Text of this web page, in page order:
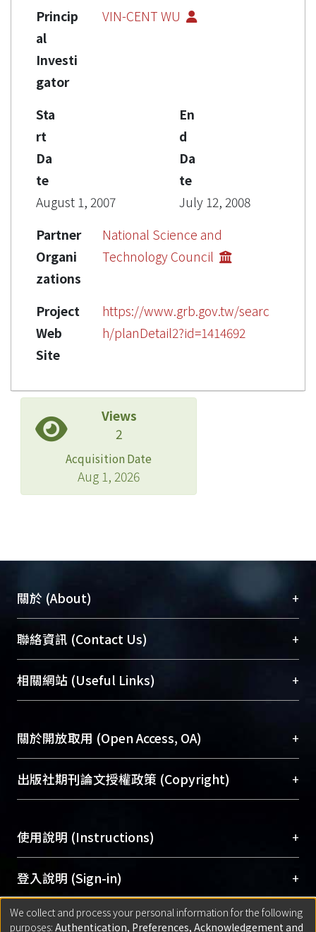
Princip
al
Investi
gator
VIN-CENT WU
Sta
rt
Da
te
August 1, 2007
En
d
Da
te
July 12, 2008
Partner
Organi
zations
National Science and
Technology Council
Project
Web
Site
https://www.grb.gov.tw/searc
h/planDetail2?id=1414692
Views
2
Acquisition Date
Aug 1, 2026
關於 (About) +
臺大位居世界頂尖大學之列，為永久珍藏及向國際
展現本校豐碩的研究成果及學術能量，圖書館整合
機構典藏（NTUR）與學術庫（AH）不同功能平
台，成為臺大學術典藏NTU scholars。期能整合研
成果。
To permanently archive and promote researcher
profiles and scholarly works, Library integrates the
services of “NTU Repository” with “Academic
聯絡資訊 (Contact Us) +
總館學科館員(Main Library)
醫學圖書館學科館員(Medical Library)
Sciences Library)
相關網站 (Useful Links) +
關於開放取用 (Open Access, OA) +
開放取用是從使用者角度提升資訊取用性的社會運
動，應用在學術研究上是透過將研究著作公開供使
用逐年攀升。同時可加速研究發展、提升研究影響
Archive）平台。 （點選深入了解OA）
出版社期刊論文授權政策 (Copyright) +
含部分內容的版權非匯入者所有，或由第三方贊
助與合作完成，請確認該版權所有者及第三方同
意提供此授權。
Please represent that the submission is your
original work, and that you have the right to
使用說明 (Instructions) +
網站簡介(Quickstart Guide)
使用手冊(Instruction Manual)
線上預約服務(Booking Service)
登入說明 (Sign-in) +
方案一：臺灣大學計算機中心帳號登入
匯入著作 (Submission) +
We collect and process your personal information for the following
purposes: Authentication, Preferences, Acknowledgement and